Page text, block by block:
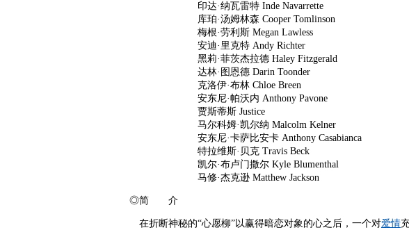
印达·纳瓦雷特 Inde Navarrette
库珀·汤姆林森 Cooper Tomlinson
梅根·劳利斯 Megan Lawless
安迪·里克特 Andy Richter
黑莉·菲茨杰拉德 Haley Fitzgerald
达林·图恩德 Darin Toonder
克洛伊·布林 Chloe Breen
安东尼·帕沃内 Anthony Pavone
贾斯蒂斯 Justice
马尔科姆·凯尔纳 Malcolm Kelner
安东尼·卡萨比安卡 Anthony Casabianca
特拉维斯·贝克 Travis Beck
凯尔·布卢门撒尔 Kyle Blumenthal
马修·杰克逊 Matthew Jackson
◎简 介
在折断神秘的“心愿柳”以赢得暗恋对象的心之后，一个对爱情